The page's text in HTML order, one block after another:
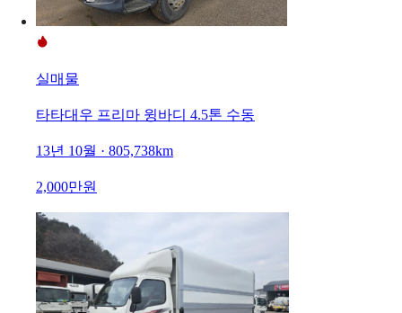
실매물
타타대우 프리마 윙바디 4.5톤 수동
13년 10월 · 805,738km
2,000만원